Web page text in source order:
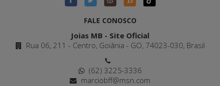
FALE CONOSCO
Joias MB - Site Oficial
Rua 06, 211 - Centro, Goiânia - GO, 74023-030, Brasil
(62) 3225-3336
marciobff@msn.com